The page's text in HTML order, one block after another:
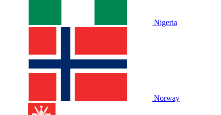
Nigeria
Norway